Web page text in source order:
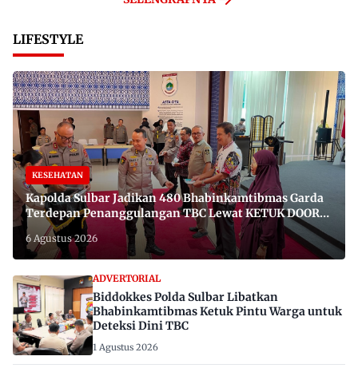
LIFESTYLE
KESEHATAN
Kapolda Sulbar Jadikan 480 Bhabinkamtibmas Garda
Terdepan Penanggulangan TBC Lewat KETUK DOORS
di 650 Desa
6 Agustus 2026
ADVERTORIAL
Biddokkes Polda Sulbar Libatkan
Bhabinkamtibmas Ketuk Pintu Warga untuk
Deteksi Dini TBC
1 Agustus 2026